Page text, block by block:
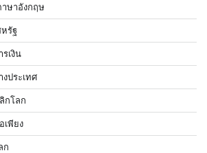
ษาอังกฤษ
รัฐ
เงิน
ประเทศ
กโลก
เพียง
ก